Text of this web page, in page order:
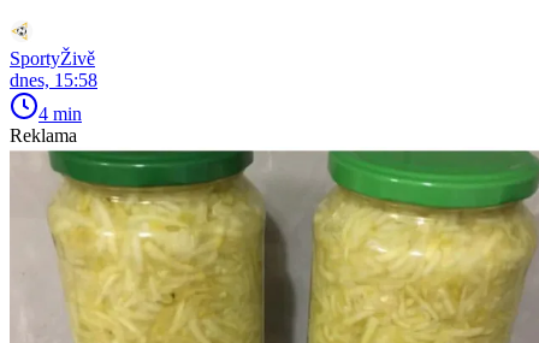
SportyŽivě
dnes, 15:58
4 min
Reklama